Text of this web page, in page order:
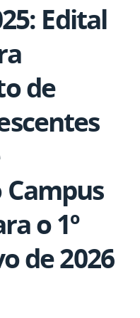
Edital
de
o 1º
de 2026